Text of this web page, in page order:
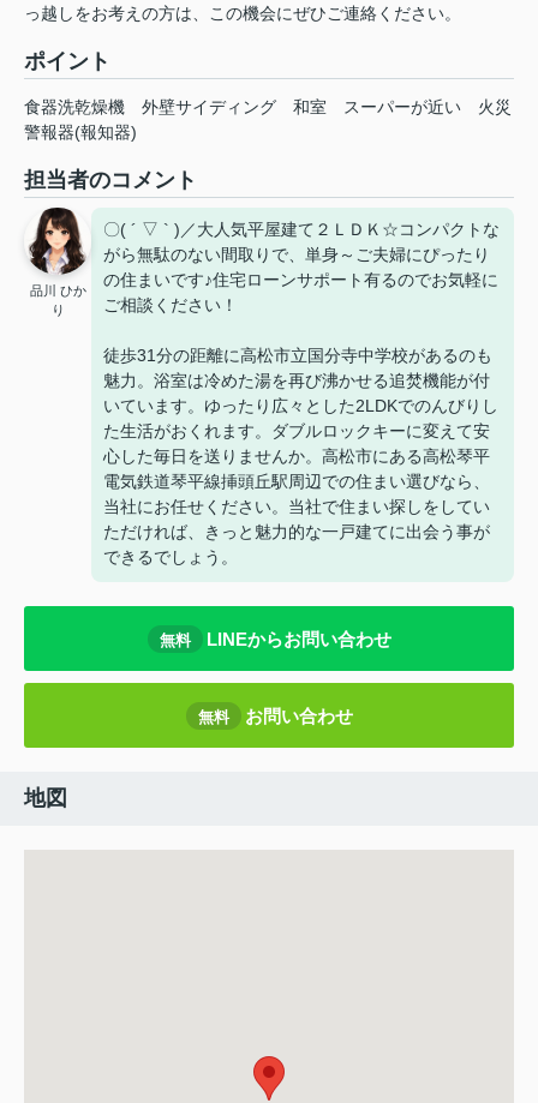
っ越しをお考えの方は、この機会にぜひご連絡ください。
ポイント
食器洗乾燥機 外壁サイディング 和室 スーパーが近い
火災
警報器(報知器)
担当者のコメント
品川 ひか
り
〇( ´ ▽ ` )／大人気平屋建て２ＬＤＫ☆コンパクトな
がら無駄のない間取りで、単身～ご夫婦にぴったり
の住まいです♪住宅ローンサポート有るのでお気軽に
ご相談ください！
徒歩31分の距離に高松市立国分寺中学校があるのも
魅力。浴室は冷めた湯を再び沸かせる追焚機能が付
いています。ゆったり広々とした2LDKでのんびりし
た生活がおくれます。ダブルロックキーに変えて安
心した毎日を送りませんか。高松市にある高松琴平
電気鉄道琴平線挿頭丘駅周辺での住まい選びなら、
当社にお任せください。当社で住まい探しをしてい
ただければ、きっと魅力的な一戸建てに出会う事が
できるでしょう。
無料 LINEからお問い合わせ
無料 お問い合わせ
地図